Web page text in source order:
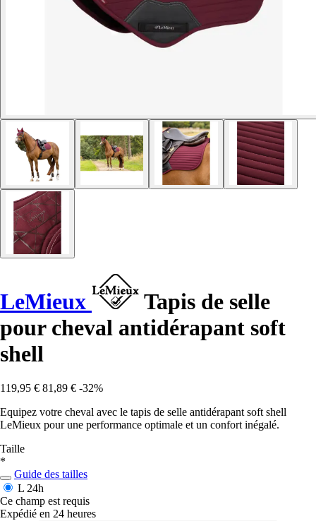
LeMieux
Tapis de selle
pour cheval antidérapant soft
shell
119,95 € 81,89 € -32%
Equipez votre cheval avec le tapis de selle antidérapant soft shell
LeMieux pour une performance optimale et un confort inégalé.
Taille
*
Guide des tailles
L 24h
Ce champ est requis
Expédié en 24 heures